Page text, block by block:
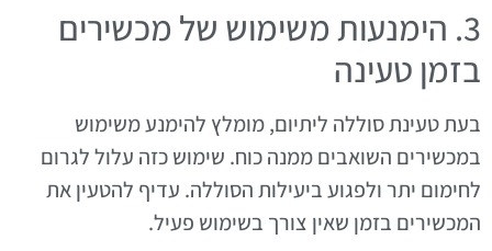
3. הימנעות משימוש של מכשירים
בזמן טעינה
בעת טעינת סוללה ליתיום, מומלץ להימנע משימוש
במכשירים השואבים ממנה כוח. שימוש כזה עלול לגרום
לחימום יתר ולפגוע ביעילות הסוללה. עדיף להטעין את
המכשירים בזמן שאין צורך בשימוש פעיל.